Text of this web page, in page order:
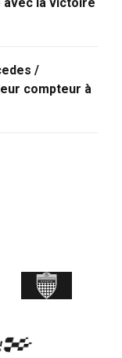
/
compteur à